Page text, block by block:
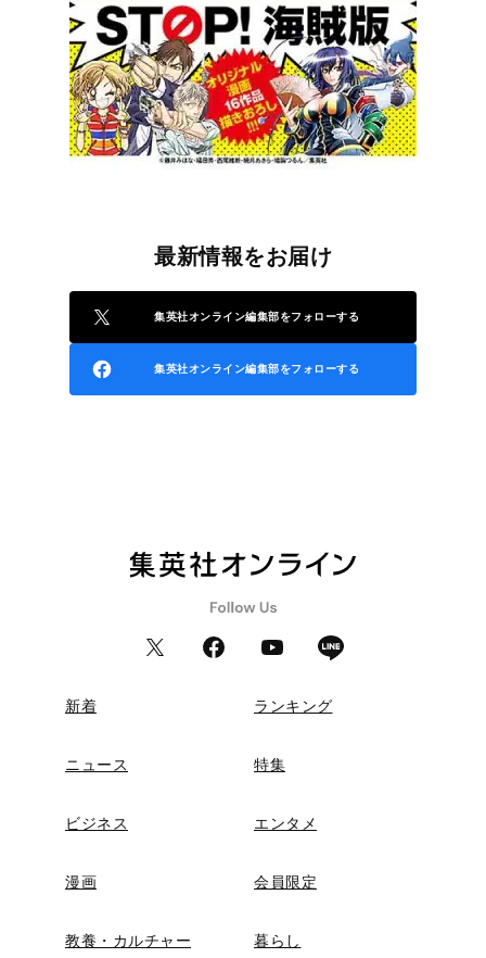
最新情報をお届け
集英社オンライン編集部をフォローする
集英社オンライン編集部をフォローする
新着 ランキング
ニュース 特集
ビジネス エンタメ
漫画 会員限定
教養・カルチャー 暮らし